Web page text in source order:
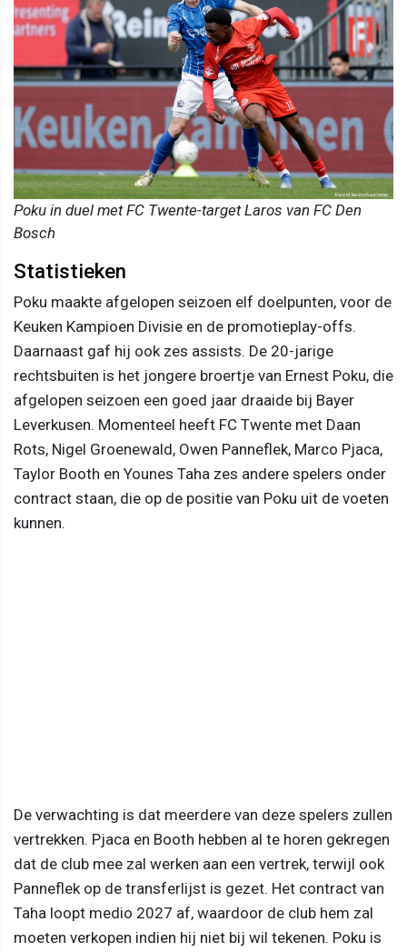
Poku in duel met FC Twente-target Laros van FC Den
Bosch
Statistieken
Poku maakte afgelopen seizoen elf doelpunten, voor de
Keuken Kampioen Divisie en de promotieplay-offs.
Daarnaast gaf hij ook zes assists. De 20-jarige
rechtsbuiten is het jongere broertje van Ernest Poku, die
afgelopen seizoen een goed jaar draaide bij Bayer
Leverkusen. Momenteel heeft FC Twente met Daan
Rots, Nigel Groenewald, Owen Panneflek, Marco Pjaca,
Taylor Booth en Younes Taha zes andere spelers onder
contract staan, die op de positie van Poku uit de voeten
kunnen.
De verwachting is dat meerdere van deze spelers zullen
vertrekken. Pjaca en Booth hebben al te horen gekregen
dat de club mee zal werken aan een vertrek, terwijl ook
Panneflek op de transferlijst is gezet. Het contract van
Taha loopt medio 2027 af, waardoor de club hem zal
moeten verkopen indien hij niet bij wil tekenen. Poku is